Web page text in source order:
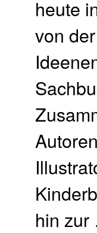
heute
von der
hin